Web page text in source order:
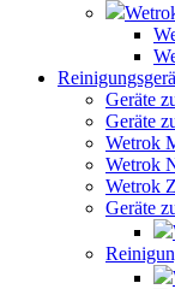
Geräte
Geräte
Wetrok
Wetrok
Wetrok
Geräte